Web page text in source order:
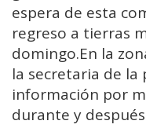
espera de esta
regreso a tierras
domingo.En la
la secretaria de
información por
durante y